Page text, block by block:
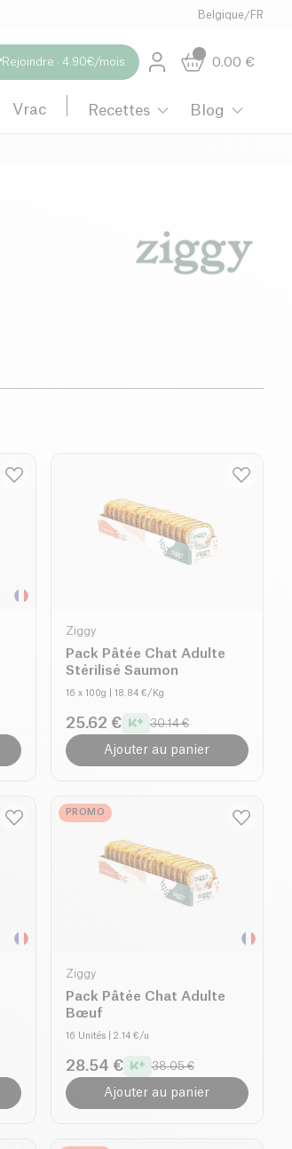
Belgique /FR
Rejoindre · 4.90€/mois 0.00 €
Vrac Recettes Blog
Ziggy
Pack Pâtée Chat Adulte
Stérilisé Saumon
16 x 100g | 18.84 €/Kg
25.62 € 30.14 €
Ajouter au panier
PROMO
Ziggy
Pack Pâtée Chat Adulte
Bœuf
16 Unités | 2.14 €/u
28.54 € 38.05 €
Ajouter au panier